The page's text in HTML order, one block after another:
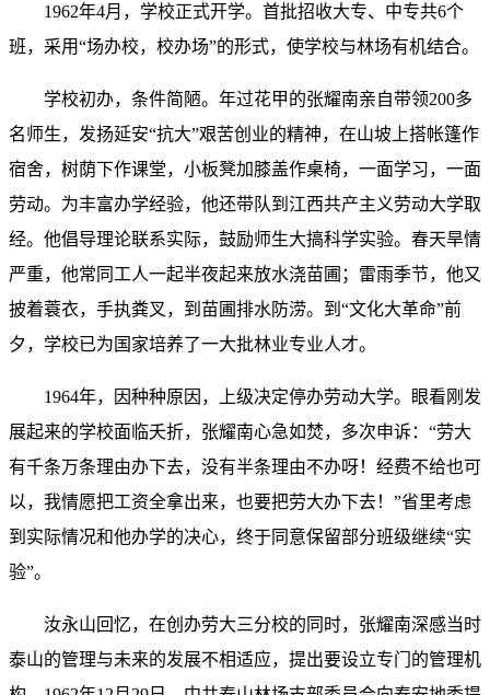
1962年4月，学校正式开学。首批招收大专、中专共6个
班，采用“场办校，校办场”的形式，使学校与林场有机结合。
学校初办，条件简陋。年过花甲的张耀南亲自带领200多
名师生，发扬延安“抗大”艰苦创业的精神，在山坡上搭帐篷作
宿舍，树荫下作课堂，小板凳加膝盖作桌椅，一面学习，一面
劳动。为丰富办学经验，他还带队到江西共产主义劳动大学取
经。他倡导理论联系实际，鼓励师生大搞科学实验。春天旱情
严重，他常同工人一起半夜起来放水浇苗圃；雷雨季节，他又
披着蓑衣，手执粪叉，到苗圃排水防涝。到“文化大革命”前
夕，学校已为国家培养了一大批林业专业人才。
1964年，因种种原因，上级决定停办劳动大学。眼看刚发
展起来的学校面临夭折，张耀南心急如焚，多次申诉：“劳大
有千条万条理由办下去，没有半条理由不办呀！经费不给也可
以，我情愿把工资全拿出来，也要把劳大办下去！”省里考虑
到实际情况和他办学的决心，终于同意保留部分班级继续“实
验”。
汝永山回忆，在创办劳大三分校的同时，张耀南深感当时
泰山的管理与未来的发展不相适应，提出要设立专门的管理机